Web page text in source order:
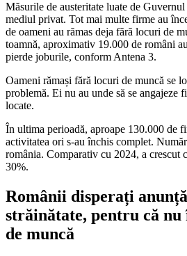
Măsurile de austeritate luate de
mediul privat. Tot mai multe firme au
de oameni au rămas deja fără locuri de
toamnă, aproximativ 19.000 de români
pierde joburile, conform Antena 3.
Oameni rămași fără locuri de muncă se
problemă. Ei nu au unde să se angajeze
locate.
În ultima perioadă, aproape 130.000 de
activitatea ori s-au închis complet.
românia. Comparativ cu 2024, a crescut
30%.
Românii disperați
străinătate, pentru că nu
de muncă